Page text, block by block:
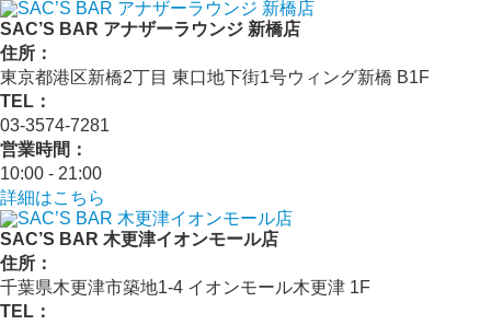
SAC’S BAR アナザーラウンジ 新橋店
住所：
東京都港区新橋2丁目 東口地下街1号ウィング新橋 B1F
TEL：
03-3574-7281
営業時間：
10:00 - 21:00
詳細はこちら
SAC’S BAR 木更津イオンモール店
住所：
千葉県木更津市築地1-4 イオンモール木更津 1F
TEL：